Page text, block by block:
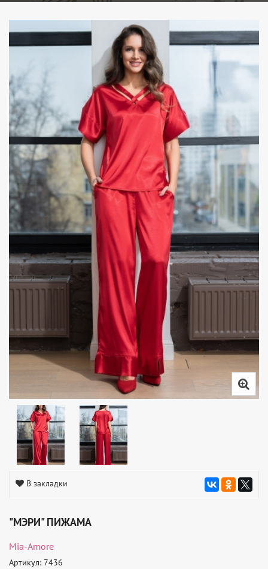
В закладки
"МЭРИ" ПИЖАМА
Mia-Amore
Артикул: 7436